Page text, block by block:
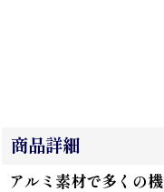
商品詳細
アルミ素材で多くの